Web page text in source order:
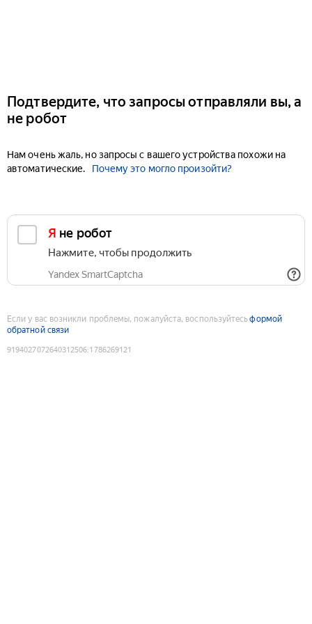
Подтвердите, что запросы отправляли вы, а
не робот
Нам очень жаль, но запросы с вашего устройства похожи на
автоматические.
Почему это могло произойти?
Я не робот
Нажмите, чтобы продолжить
Yandex SmartCaptcha
Если у вас возникли проблемы, пожалуйста, воспользуйтесьформой
обратной связи
9194027072640312506:1786269121